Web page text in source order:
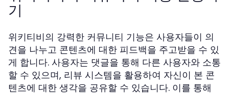
기
위키티비의 강력한 커뮤니티 기능은 사용자들이 의
견을 나누고 콘텐츠에 대한 피드백을 주고받을 수 있
게 합니다. 사용자는 댓글을 통해 다른 사용자와 소통
할 수 있으며, 리뷰 시스템을 활용하여 자신이 본 콘
텐츠에 대한 생각을 공유할 수 있습니다. 이를 통해